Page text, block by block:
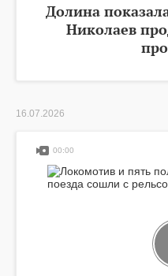
Долина
Николаев
16.07.2026
00:00